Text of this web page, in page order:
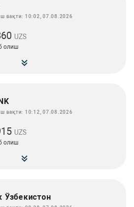
вақти: 10:02, 07.08.2026
UZS
олиш
вақти: 10:12, 07.08.2026
UZS
олиш
Ўзбекистон